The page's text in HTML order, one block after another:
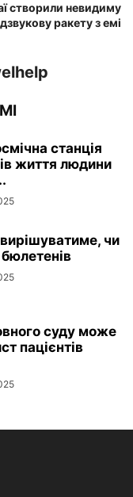
створили невидиму
ракету з емі
станція
життя людини
чи
суду може
пацієнтів